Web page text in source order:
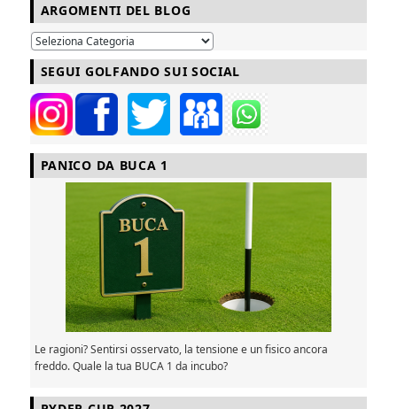
ARGOMENTI DEL BLOG
SEGUI GOLFANDO SUI SOCIAL
PANICO DA BUCA 1
Le ragioni? Sentirsi osservato, la tensione e un fisico ancora
freddo. Quale la tua BUCA 1 da incubo?